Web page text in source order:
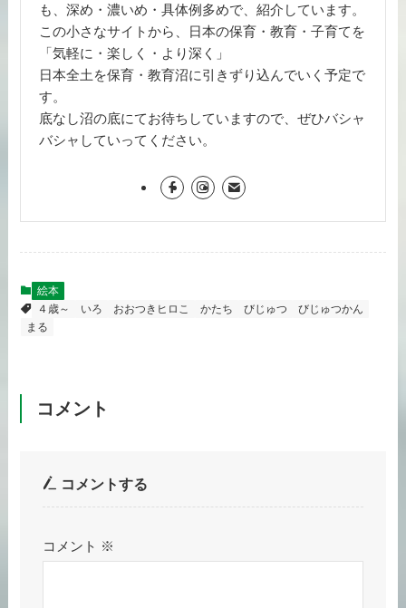
も、深め・濃いめ・具体例多めで、紹介しています。
この小さなサイトから、日本の保育・教育・子育てを
「気軽に・楽しく・より深く」
日本全土を保育・教育沼に引きずり込んでいく予定で
す。
底なし沼の底にてお待ちしていますので、ぜひバシャ
バシャしていってください。
絵本
４歳～
いろ おおつきヒロこ かたち びじゅつ
びじゅつかん
まる
コメント
コメントする
コメント ※